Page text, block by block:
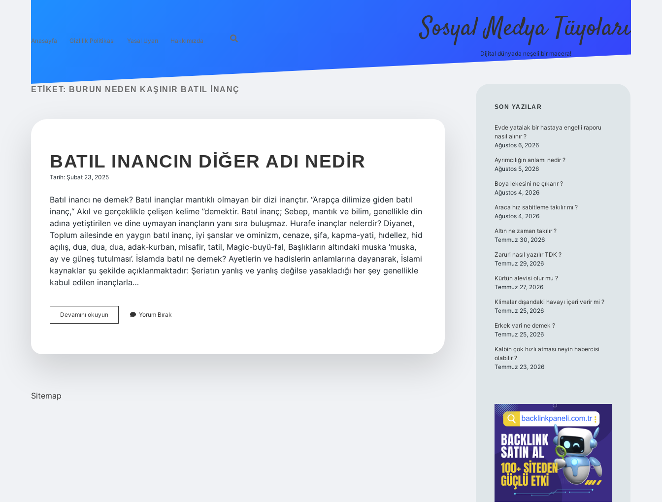
Anasayfa Gizlilik Politikası Yasal Uyarı Hakkımızda Sosyal Medya Tüyoları
Dijital dünyada neşeli bir macera!
ETIKET: BURUN NEDEN KAŞINIR BATIL INANÇ
BATIL INANCIN DIĞER ADI NEDIR
Tarih: Şubat 23, 2025
Batıl inancı ne demek? Batıl inançlar mantıklı olmayan bir dizi inançtır. “Arapça dilimize giden batıl
inanç,“ Akıl ve gerçeklikle çelişen kelime ”demektir. Batıl inanç; Sebep, mantık ve bilim, genellikle din
adına yetiştirilen ve dine uymayan inançların yanı sıra buluşmaz. Hurafe inançlar nelerdir? Diyanet,
Toplum ailesinde en yaygın batıl inanç, iyi şanslar ve ominizm, cenaze, şifa, kapma-yati, hıdellez, hid
açılış, dua, dua, dua, adak-kurban, misafir, tatil, Magic-buyü-fal, Başlıkların altındaki muska ‘muska,
ay ve güneş tutulması’. İslamda batıl ne demek? Ayetlerin ve hadislerin anlamlarına dayanarak, İslami
kaynaklar şu şekilde açıklanmaktadır: Şeriatın yanlış ve yanlış değilse yasakladığı her şey genellikle
kabul edilen inançlarla…
Devamını okuyun
Inancın
Yorum Bırak
Sitemap
SIDEBAR
SON YAZILAR
Evde yatalak bir hastaya engelli raporu
nasıl alınır ?
Ağustos 6, 2026
Ayrımcılığın anlamı nedir ?
Ağustos 5, 2026
Boya lekesini ne çıkarır ?
Ağustos 4, 2026
Araca hız sabitleme takılır mı ?
Ağustos 4, 2026
Altın ne zaman takılır ?
Temmuz 30, 2026
Zaruri nasıl yazılır TDK ?
Temmuz 29, 2026
Kürtün alevisi olur mu ?
Temmuz 27, 2026
Klimalar dışarıdaki havayı içeri verir mi ?
Temmuz 25, 2026
Erkek vari ne demek ?
Temmuz 25, 2026
Kalbin çok hızlı atması neyin habercisi
olabilir ?
Temmuz 23, 2026